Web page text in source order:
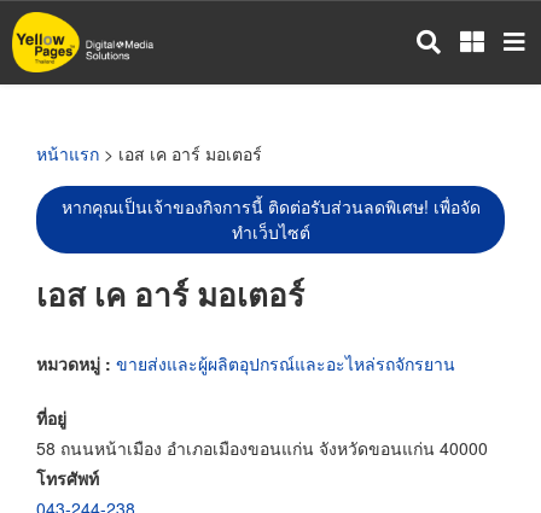
ข้าม
ไป
หน้าแรก > เอส เค อาร์ มอเตอร์
หากคุณเป็นเจ้าของกิจการนี้ ติดต่อรับส่วนลดพิเศษ! เพื่อจัด
ทำเว็บไซต์
เอส เค อาร์ มอเตอร์
หมวดหมู่ : ขายส่งและผู้ผลิตอุปกรณ์และอะไหล่รถจักรยาน
ที่อยู่
58 ถนนหน้าเมือง อำเภอเมืองขอนแก่น จังหวัดขอนแก่น 40000
โทรศัพท์
043-244-238